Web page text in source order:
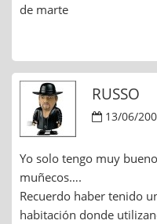
de marte
RUSSO
13/06/
Yo solo tengo muy
muñecos….
Recuerdo haber tenido
habitación donde